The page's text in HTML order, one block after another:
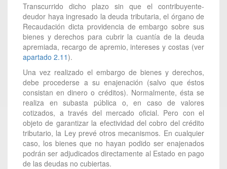
Transcurrido dicho plazo sin que el contribuyente-
deudor haya ingresado la deuda tributaria, el órgano de
Recaudación dicta providencia de embargo sobre sus
bienes y derechos para cubrir la cuantía de la deuda
apremiada, recargo de apremio, intereses y costas (ver
apartado 2.11).
Una vez realizado el embargo de bienes y derechos,
debe procederse a su enajenación (salvo que éstos
consistan en dinero o créditos). Normalmente, ésta se
realiza en subasta pública o, en caso de valores
cotizados, a través del mercado oficial. Pero con el
objeto de garantizar la efectividad del cobro del crédito
tributario, la Ley prevé otros mecanismos. En cualquier
caso, los bienes que no hayan podido ser enajenados
podrán ser adjudicados directamente al Estado en pago
de las deudas no cubiertas.